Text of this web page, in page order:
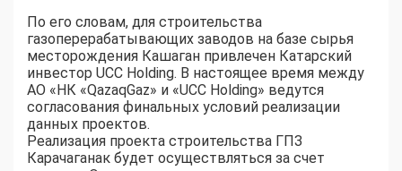
По его словам, для строительства
газоперерабатывающих заводов на базе сырья
месторождения Кашаган привлечен Катарский
инвестор UCC Holding. В настоящее время между
АО «НК «QazaqGaz» и «UCC Holding» ведутся
согласования финальных условий реализации
данных проектов.
Реализация проекта строительства ГПЗ
Карачаганак будет осуществляться за счет